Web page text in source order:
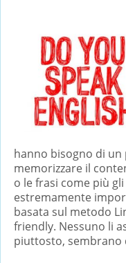
hanno bisogno di un
memorizzare il
o le frasi come più
estremamente
basata sul metodo
friendly. Nessuno li
piuttosto, sembrano